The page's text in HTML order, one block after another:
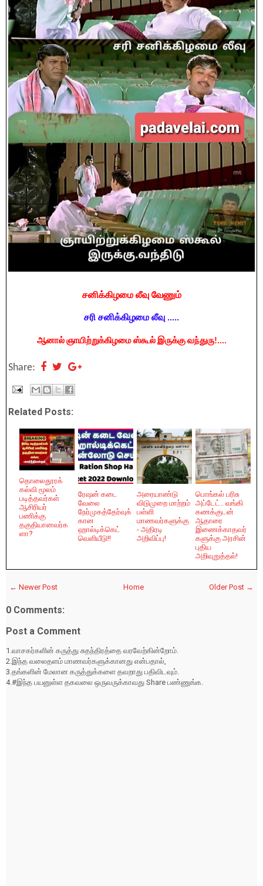
சனிக்கிழமை லீவு வேணும்
சரி சனிக்கிழமை லீவு .....
ஆனால் ஞாயிற்றுக்கிழமை ஸ்கூல் இருக்கு வந்துரு!....
Share:
Related Posts:
தொலைதூரக்
கல்வி மூலம்
படித்தவர்கள்
ஆசிரியர்
பணிக்கு
தகுதியானவர்க
ளா?
ரேஷன் கடை
வேலை
நேர்முகத்தேர்வுக்
கான
ஹால்டிக்கெட்
வெளியீடு!!
அரையாண்டு
விடுமுறை மாற்றம்
பள்ளி
மாணவர்களுக்கு
- அதிரடி
அறிவிப்பு!
பொங்கல் பரிசு
அப்டேட்.. வங்கி
கணக்குடன்
ஆதாரை
இணைக்காதவர்
களுக்கு அரசின்
புதிய
அறிவுறுத்தல்!
← Newer Post Older Post →
Home
0 Comments:
Post a Comment
1.வாசகர்களின் கருத்து சுதந்திரத்தை வரவேற்கின்றோம்.
2.இந்த வலைதளம் மாணவர்களுக்கானது என்பதால்,
3.தங்களின் மேலான கருத்துக்களை தவறாது பதிவிடவும்.
4.#இந்த பயனுள்ள தகவலை ஒருவருக்காவது Share பண்ணுங்க.